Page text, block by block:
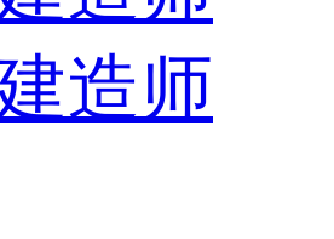
造师